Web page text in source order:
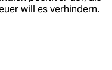
will es verhindern.